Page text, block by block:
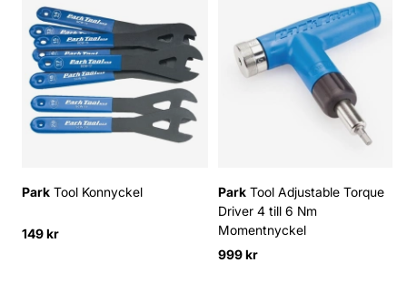
Park Tool Konnyckel
149 kr
Park Tool Adjustable Torque
Driver 4 till 6 Nm
Momentnyckel
999 kr